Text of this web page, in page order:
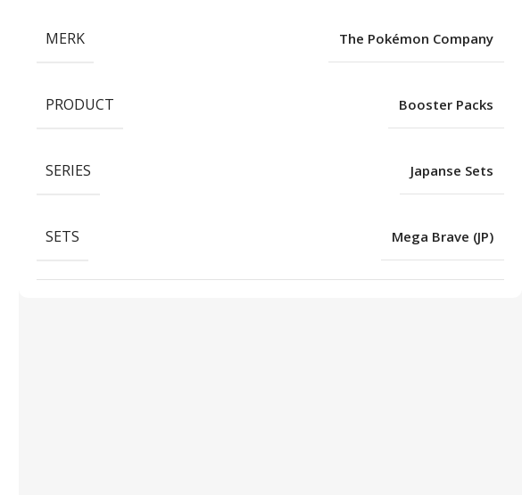
MERK The Pokémon Company
PRODUCT Booster Packs
SERIES Japanse Sets
SETS Mega Brave (JP)